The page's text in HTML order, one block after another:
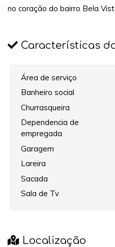
no coração do bairro Bela
Características
Área de serviço
Banheiro social
Churrasqueira
Dependencia de
empregada
Garagem
Lareira
Sacada
Sala de Tv
Localização